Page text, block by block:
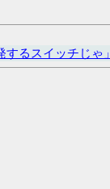
るスイッチじゃ」